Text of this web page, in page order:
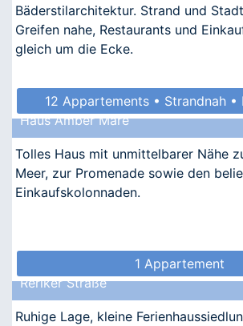
Bäderstilarchitektur. Strand und
Greifen nahe, Restaurants und
gleich um die Ecke.
12 Appartements • Strandnah •
• Barrierefrei •
Haus Amber Mare
Tolles Haus mit unmittelbarer Nähe
Meer, zur Promenade sowie den
Einkaufskolonnaden.
1 Appartement
Reriker Straße
Ruhige Lage, kleine